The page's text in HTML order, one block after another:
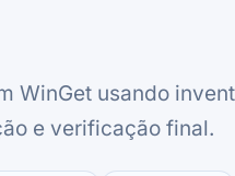
WinGet usando
e verificação final.